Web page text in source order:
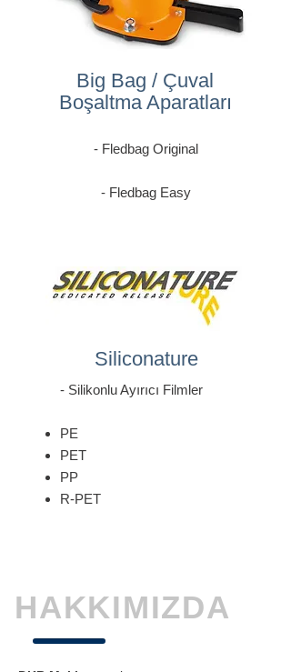
Big Bag / Çuval
Boşaltma Aparatları
- Fledbag Original
- Fledbag Easy
Siliconature
- Silikonlu Ayırıcı Filmler
PE​
PET
PP
R-PET
HAKKIMIZDA